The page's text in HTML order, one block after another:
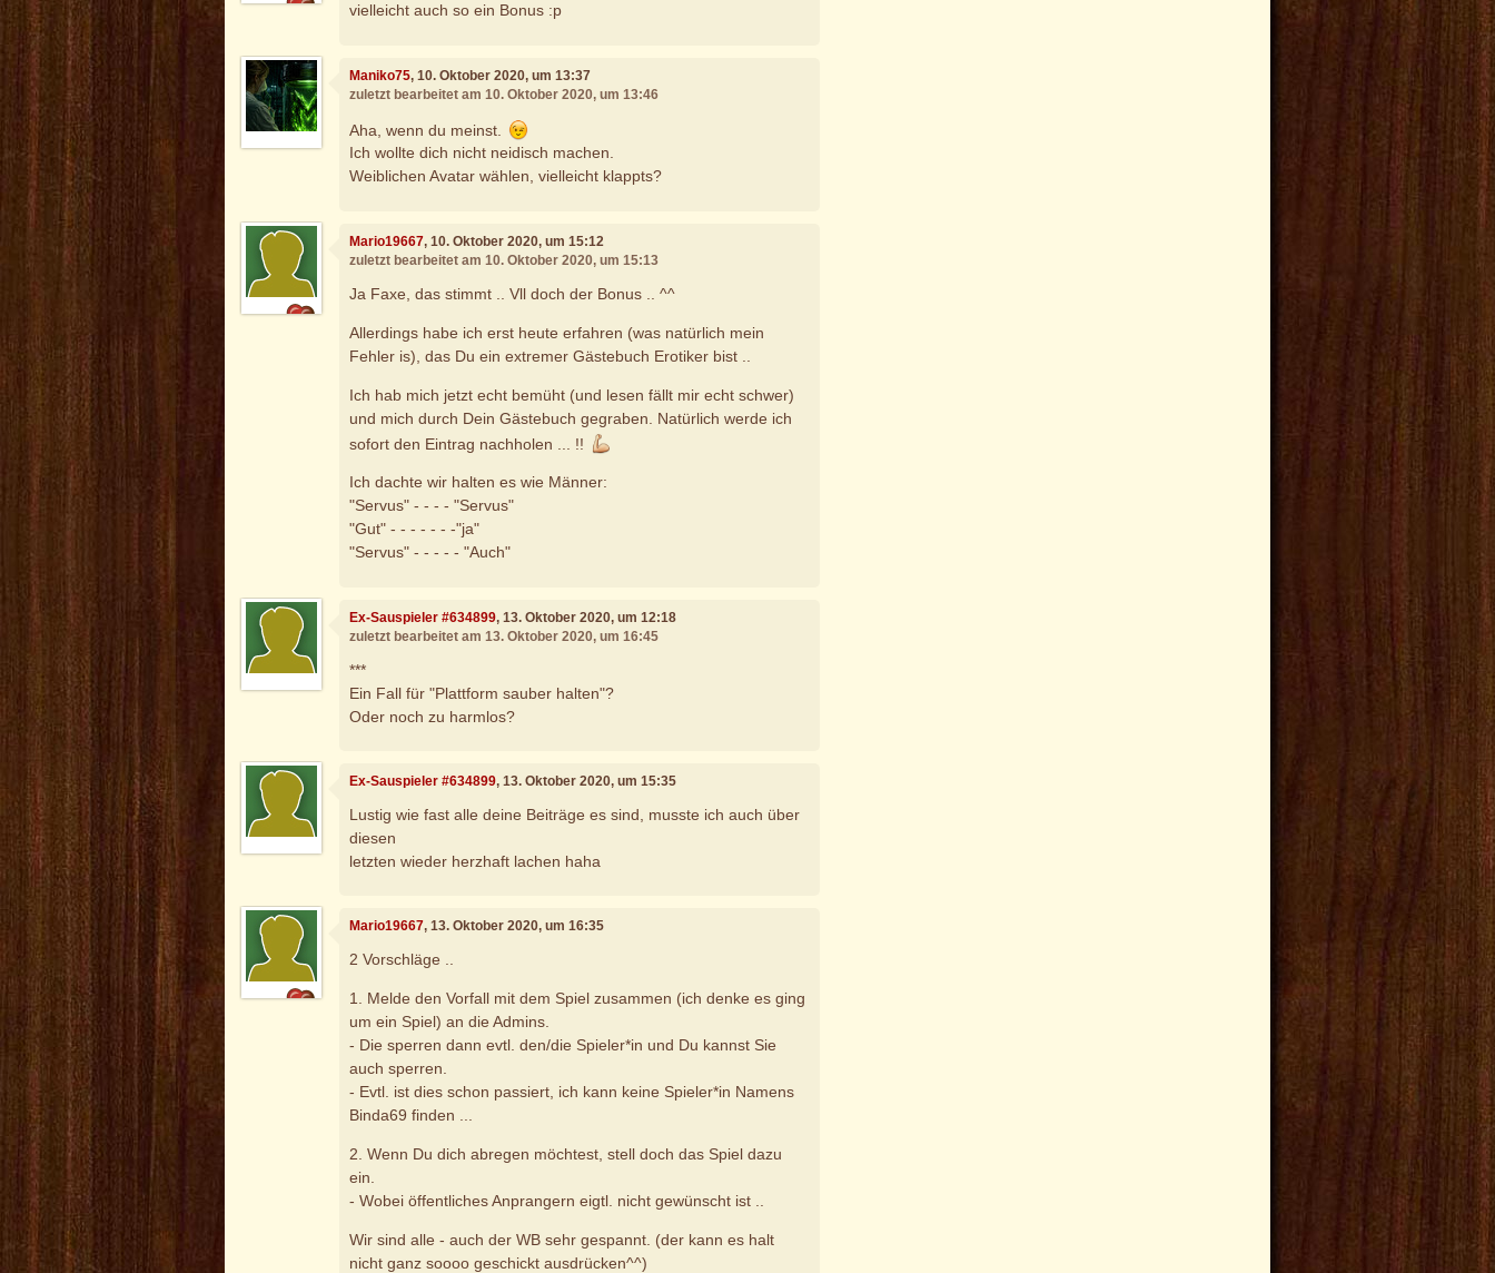
vielleicht auch so ein Bonus :p
Maniko75, 10. Oktober 2020, um 13:37
zuletzt bearbeitet am 10. Oktober 2020, um 13:46
Aha, wenn du meinst.
Ich wollte dich nicht neidisch machen.
Weiblichen Avatar wählen, vielleicht klappts?
Mario19667, 10. Oktober 2020, um 15:12
zuletzt bearbeitet am 10. Oktober 2020, um 15:13
Ja Faxe, das stimmt .. Vll doch der Bonus .. ^^
Allerdings habe ich erst heute erfahren (was natürlich mein
Fehler is), das Du ein extremer Gästebuch Erotiker bist ..
Ich hab mich jetzt echt bemüht (und lesen fällt mir echt schwer)
und mich durch Dein Gästebuch gegraben. Natürlich werde ich
sofort den Eintrag nachholen ... !!
Ich dachte wir halten es wie Männer:
"Servus" - - - - "Servus"
"Gut" - - - - - - -"ja"
"Servus" - - - - - "Auch"
Ex-Sauspieler #634899, 13. Oktober 2020, um 12:18
zuletzt bearbeitet am 13. Oktober 2020, um 16:45
***
Ein Fall für "Plattform sauber halten"?
Oder noch zu harmlos?
Ex-Sauspieler #634899, 13. Oktober 2020, um 15:35
Lustig wie fast alle deine Beiträge es sind, musste ich auch über
diesen
letzten wieder herzhaft lachen haha
Mario19667, 13. Oktober 2020, um 16:35
2 Vorschläge ..
1. Melde den Vorfall mit dem Spiel zusammen (ich denke es ging
um ein Spiel) an die Admins.
- Die sperren dann evtl. den/die Spieler*in und Du kannst Sie
auch sperren.
- Evtl. ist dies schon passiert, ich kann keine Spieler*in Namens
Binda69 finden ...
2. Wenn Du dich abregen möchtest, stell doch das Spiel dazu
ein.
- Wobei öffentliches Anprangern eigtl. nicht gewünscht ist ..
Wir sind alle - auch der WB sehr gespannt. (der kann es halt
nicht ganz soooo geschickt ausdrücken^^)